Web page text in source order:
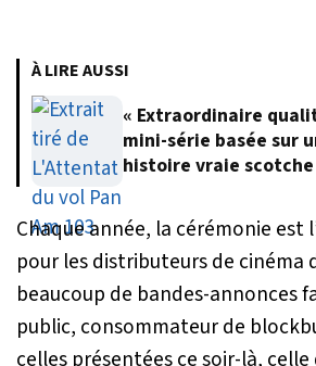
À LIRE AUSSI
« Extraordinaire
mini-série basée sur
histoire vraie scotche
Chaque année, la cérémonie est
pour les distributeurs de cinéma
beaucoup de bandes-annonces
public, consommateur de
celles présentées ce soir-là, celle